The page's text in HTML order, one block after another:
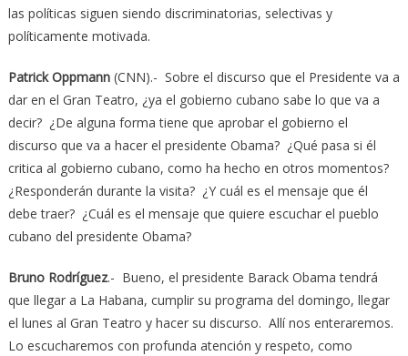
las políticas siguen siendo discriminatorias, selectivas y
políticamente motivada.
Patrick Oppmann (CNN).- Sobre el discurso que el Presidente va a
dar en el Gran Teatro, ¿ya el gobierno cubano sabe lo que va a
decir? ¿De alguna forma tiene que aprobar el gobierno el
discurso que va a hacer el presidente Obama? ¿Qué pasa si él
critica al gobierno cubano, como ha hecho en otros momentos?
¿Responderán durante la visita? ¿Y cuál es el mensaje que él
debe traer? ¿Cuál es el mensaje que quiere escuchar el pueblo
cubano del presidente Obama?
Bruno Rodríguez.- Bueno, el presidente Barack Obama tendrá
que llegar a La Habana, cumplir su programa del domingo, llegar
el lunes al Gran Teatro y hacer su discurso. Allí nos enteraremos.
Lo escucharemos con profunda atención y respeto, como